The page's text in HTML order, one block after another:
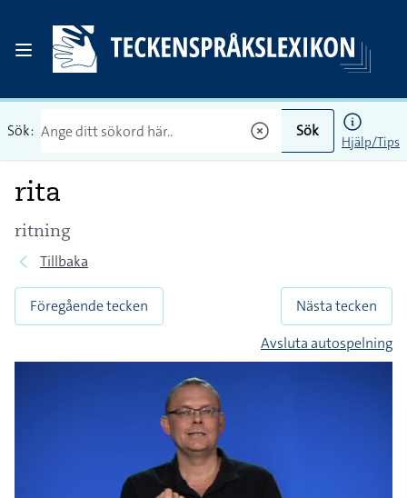
Sök: Sök
Hjälp/Tips
rita
ritning
Tillbaka
Föregående tecken
Nästa tecken
Avsluta autospelning